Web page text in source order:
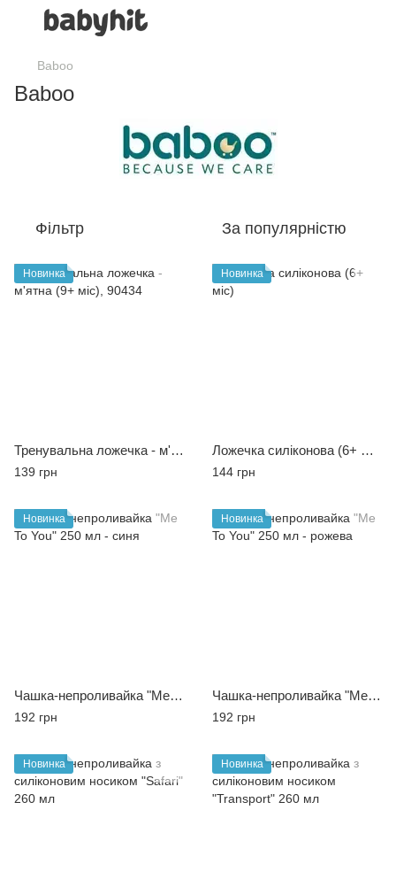
Baboo
Baboo
Фільтр За популярністю
Новинка
Тренувальна ложечка - м'ятна (9+ міс)
139 грн
Новинка
Ложечка силіконова (6+ міс)
144 грн
Новинка
Чашка-непроливайка "Me To You" 250 мл - синя
192 грн
Новинка
Чашка-непроливайка "Me To You" 250 мл - рожева
192 грн
Новинка Новинка